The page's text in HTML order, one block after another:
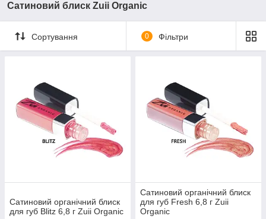
Сатиновий блиск Zuii Organic
Сортування 0 Фільтри
Сатиновий органічний блиск
для губ Blitz 6,8 г Zuii Organic
Сатиновий органічний блиск
для губ Fresh 6,8 г Zuii
Organic